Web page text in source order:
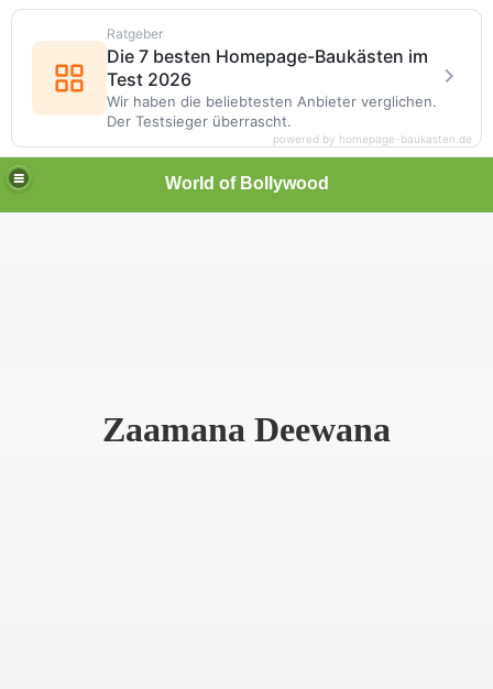
World of Bollywood
Zaamana Deewana
Ratgeber
Die 7 besten Homepage-Baukästen im
Test 2026
Wir haben die beliebtesten Anbieter verglichen.
Der Testsieger überrascht.
powered by homepage-baukasten.de